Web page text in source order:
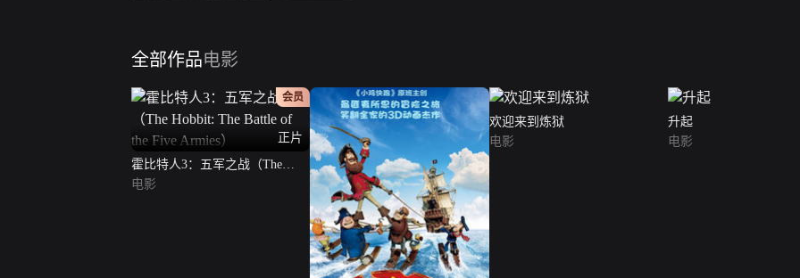
全部作品电影
正片
会员
霍比特人3：五军之战（The
Hobbit: The Battle of the Five
电影
欢迎来到炼狱
电影
升起
电影